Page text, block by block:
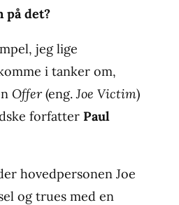
på det?
jeg lige
i tanker om,
Offer(eng.Joe Victim)
forfatter Paul
hovedpersonen Joe
og trues med en